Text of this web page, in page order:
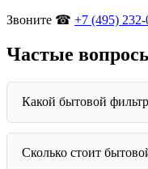
Звоните ☎ +7 (495)
Частые
Какой бытовой
Сколько стоит